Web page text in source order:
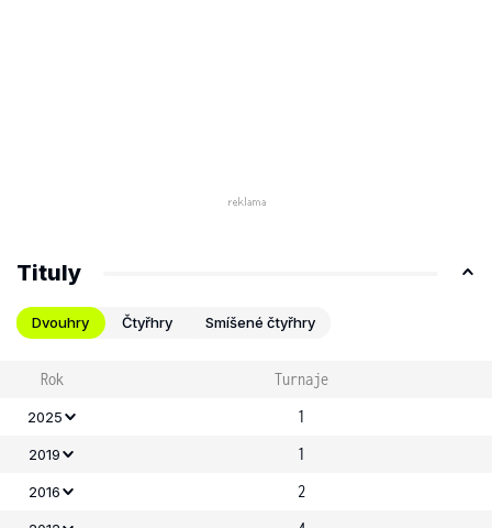
Tituly
Dvouhry Čtyřhry Smíšené čtyřhry
Rok Turnaje
2025 1
2019 1
2016 2